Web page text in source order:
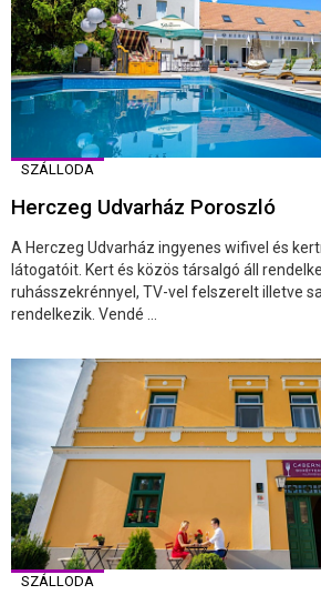
SZÁLLODA
Herczeg Udvarház Poroszló
A Herczeg Udvarház ingyenes wifivel és
látogatóit. Kert és közös társalgó áll
ruhásszekrénnyel, TV-vel felszerelt illetve
rendelkezik. Vendé ...
SZÁLLODA